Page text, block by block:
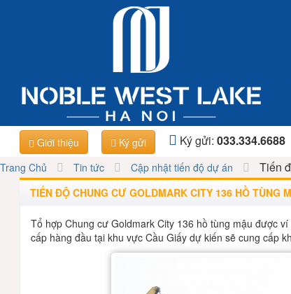
Giới thiệu Ký gửi Ký gửi:033.334.6688
Trang Chủ Tin tức Cập nhật tiến độ dự án Tiến
TIẾN ĐỘ CHUNG CƯ GOLDMARK CITY 136 HỒ TÙNG
Tổ hợp Chung cư Goldmark City 136 hồ tùng mậu được
cấp hàng đầu tại khu vực Cầu Giấy dự kiến sẽ cung cấp